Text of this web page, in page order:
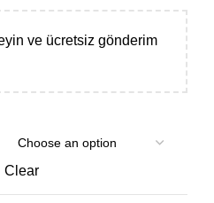
ve ücretsiz gönderim
Clear